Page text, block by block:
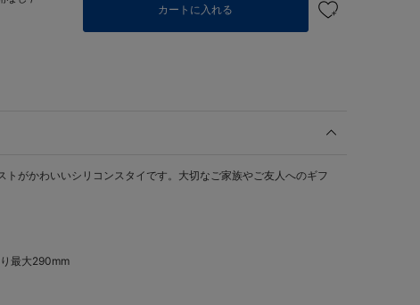
カートに入れる
トがかわいいシリコンスタイです。大切なご家族やご友人へのギフ
最大290mm